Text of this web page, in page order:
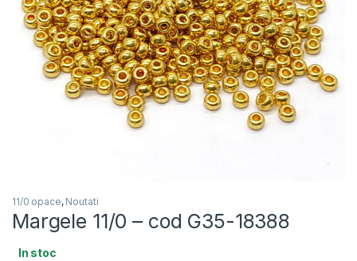
11/0 opace, Noutati
Margele 11/0 – cod G35-18388
In stoc